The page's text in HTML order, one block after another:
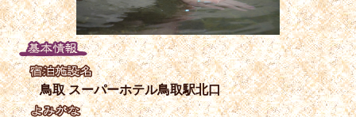
鳥取 スーパーホテル鳥取駅北口